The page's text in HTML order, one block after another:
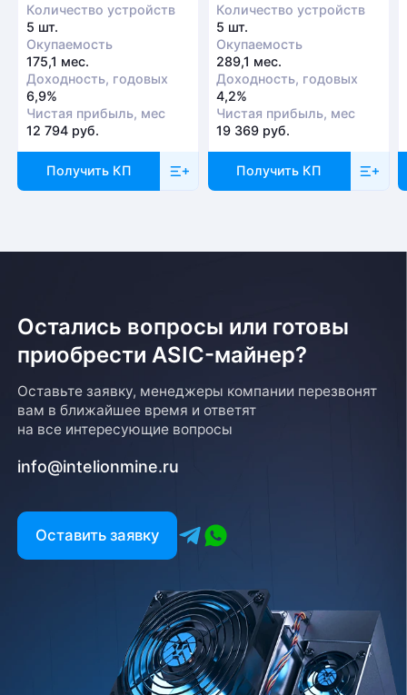
Количество устройств
5 шт.
Окупаемость
175,1 мес.
Доходность, годовых
6,9%
Чистая прибыль, мес
12 794 руб.
Получить КП
Количество устройств
5 шт.
Окупаемость
289,1 мес.
Доходность, годовых
4,2%
Чистая прибыль, мес
19 369 руб.
Получить КП
Остались вопросы или готовы
приобрести ASIC-майнер?
Оставьте заявку, менеджеры компании перезвонят
вам в ближайшее время и ответят
на все интересующие вопросы
info@intelionmine.ru
Оставить заявку